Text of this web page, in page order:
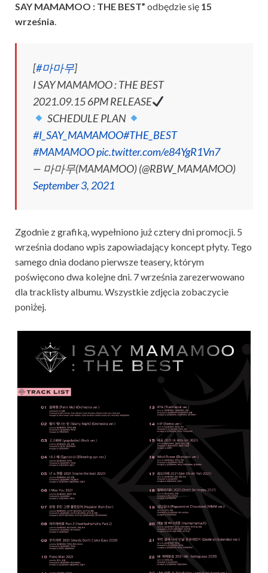
SAY MAMAMOO : THE BEST” odbędzie się 15
września.
[#마마무]
I SAY MAMAMOO : THE BEST
2021.09.15 6PM RELEASE
SCHEDULE PLAN
#I_SAY_MAMAMOO#THE_BEST
#MAMAMOOpic.twitter.com/e84YgR1Vn7
— 마마무(MAMAMOO) (@RBW_MAMAMOO)
September 3, 2021
Zgodnie z grafiką, wypełniono już cztery dni promocji. 5
września dodano wpis zapowiadający koncept płyty. Tego
samego dnia dodano pierwsze teasery, którym
poświęcono dwa kolejne dni. 7 września zarezerwowano
dla tracklisty albumu. Wszystkie zdjęcia zobaczycie
poniżej.